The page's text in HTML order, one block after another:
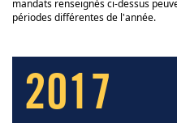
mandats renseignés ci-dessus
périodes différentes de l'année.
2017